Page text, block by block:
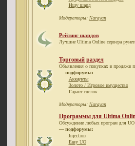
Ищу шард
Модераторы: Narayan
Рейтинг шардов
Лучшие Ultima Online сервера
Торговый раздел
Объявления о покупках и продажи
— подфорумы:
Аккаунты
Золото / Игровое имущество
Гарант сделок
Модераторы: Narayan
Программы для Ultima
Обсуждение любых програм для UO
— подфорумы:
Injection
Easy UO